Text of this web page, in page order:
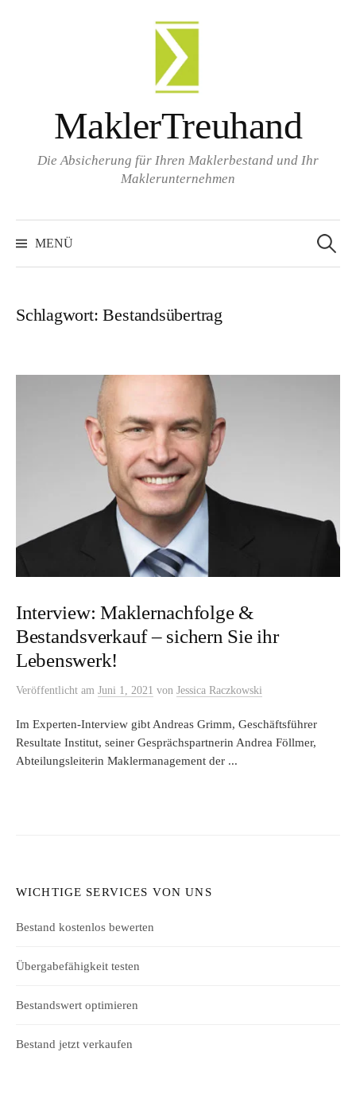
MaklerTreuhand
Die Absicherung für Ihren Maklerbestand und Ihr
Maklerunternehmen
MENÜ
nach:
Schlagwort:Bestandsübertrag
Interview: Maklernachfolge &
Bestandsverkauf – sichern Sie ihr
Lebenswerk!
Veröffentlicht am Juni 1, 2021 von Jessica Raczkowski
Im Experten-Interview gibt Andreas Grimm, Geschäftsführer
Resultate Institut, seiner Gesprächspartnerin Andrea Föllmer,
Abteilungsleiterin Maklermanagement der ...
WICHTIGE SERVICES VON UNS
Bestand kostenlos bewerten
Übergabefähigkeit testen
Bestandswert optimieren
Bestand jetzt verkaufen